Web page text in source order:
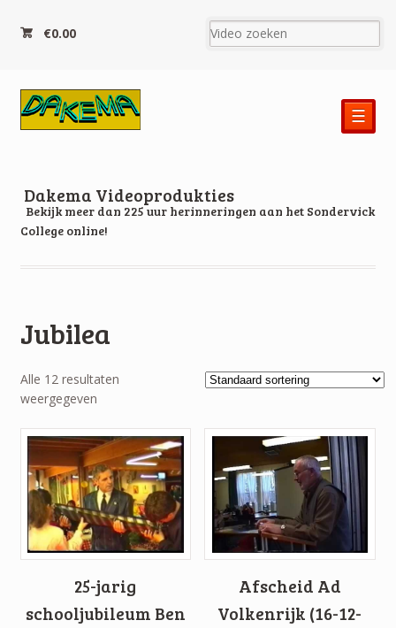
€0.00
☰
Dakema Videoprodukties
Bekijk meer dan 225 uur herinneringen aan het Sondervick
College online!
Jubilea
Alle 12 resultaten
weergegeven
25-jarig
schooljubileum Ben
Afscheid Ad
Volkenrijk (16-12-